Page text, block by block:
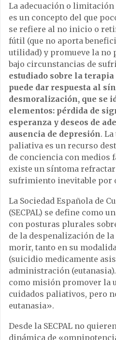
La adecuación o
es un concepto del que
se refiere al no inicio o
fútil (que no aporta
utilidad) y promueve la no
bajo circunstancias de
estudiado sobre la
puede dar respuesta al
desmoralización, que se
elementos: pérdida de
esperanza y deseos de
ausencia de depresión.
paliativa es un recurso
de conciencia con medios
existe un síntoma
sufrimiento inevitable por
La Sociedad Española de
(SECPAL) se define como
con posturas plurales
de la despenalización de
morir, tanto en su
(suicidio medicamente
administración (eutanasia).
como misión promover la
cuidados paliativos, pero
eutanasia».
Desde la SECPAL no
dinámica de